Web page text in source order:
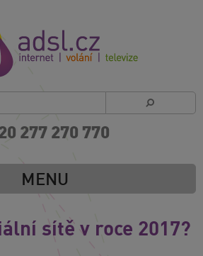
277 270 770
MENU
sítě v roce 2017?